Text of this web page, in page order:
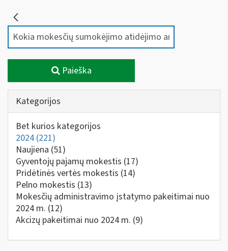
Paieška
Kategorijos
Bet kurios kategorijos
2024 (221)
Naujiena (51)
Gyventojų pajamų mokestis (17)
Pridėtinės vertės mokestis (14)
Pelno mokestis (13)
Mokesčių administravimo įstatymo pakeitimai nuo
2024 m. (12)
Akcizų pakeitimai nuo 2024 m. (9)